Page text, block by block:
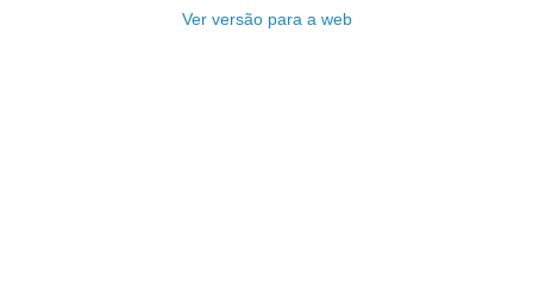
Ver versão para a web